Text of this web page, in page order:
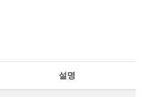
설명